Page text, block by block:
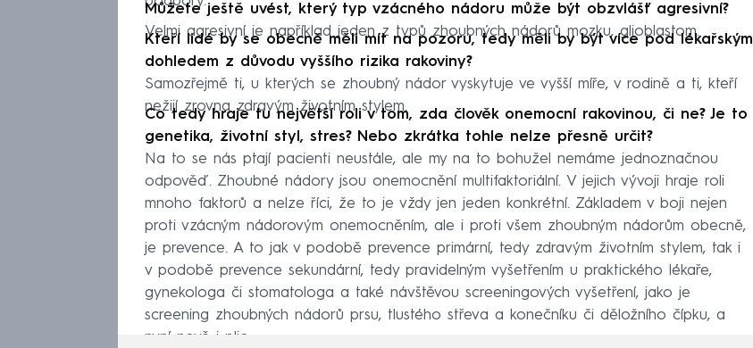
Můžete ještě uvést, který typ vzácného nádoru může být obzvlášť agresivní?
Velmi agresivní je například jeden z typů zhoubných nádorů mozku, glioblastom.
Kteří lidé by se obecně měli mít na pozoru, tedy měli by být více pod lékařským
dohledem z důvodu vyššího rizika rakoviny?
Samozřejmě ti, u kterých se zhoubný nádor vyskytuje ve vyšší míře, v rodině a ti, kteří
nežijí zrovna zdravým životním stylem.
Co tedy hraje tu největší roli v tom, zda člověk onemocní rakovinou, či ne? Je to
genetika, životní styl, stres? Nebo zkrátka tohle nelze přesně určit?
Na to se nás ptají pacienti neustále, ale my na to bohužel nemáme jednoznačnou
odpověď. Zhoubné nádory jsou onemocnění multifaktoriální. V jejich vývoji hraje roli
mnoho faktorů a nelze říci, že to je vždy jen jeden konkrétní. Základem v boji nejen
proti vzácným nádorovým onemocněním, ale i proti všem zhoubným nádorům obecně,
je prevence. A to jak v podobě prevence primární, tedy zdravým životním stylem, tak i
v podobě prevence sekundární, tedy pravidelným vyšetřením u praktického lékaře,
gynekologa či stomatologa a také návštěvou screeningových vyšetření, jako je
screening zhoubných nádorů prsu, tlustého střeva a konečníku či děložního čípku, a
nyní nově i plic.